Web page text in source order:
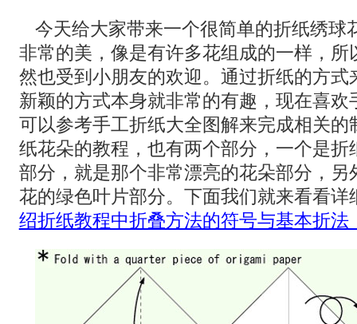
今天给大家带来一个很简单的折纸绣球
非常的美，像是有许多花组成的一样，所
然也受到小朋友的欢迎。通过折纸的方式
新颖的方式本身就非常的有趣，现在喜欢
可以参考手工折纸大全图解来完成相关的
纸花朵的教程，也有两个部分，一个是折
部分，就是那个非常漂亮的花朵部分，另
花的绿色叶片部分。下面我们就来看看详
绍折纸教程中折叠方法的符号与基本折法